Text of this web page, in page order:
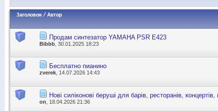
Заголовок / Автор
Продам синтезатор YAMAHA PSR E423
Bibbb , 30.01.2025 18:23
Бесплатно пианино
zverek, 14.07.2026 14:43
Нові силіконові беруші для барів, ресторанів, концертів,
on , 18.04.2026 21:36